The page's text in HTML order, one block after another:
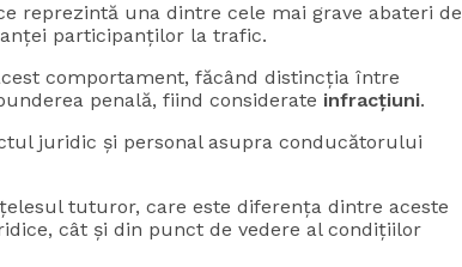
reprezintă una dintre cele mai grave abateri de
participanților la trafic.
comportament, făcând distincția între
penală, fiind considerate infracțiuni.
juridic și personal asupra conducătorului
tuturor, care este diferența dintre aceste
cât și din punct de vedere al condițiilor